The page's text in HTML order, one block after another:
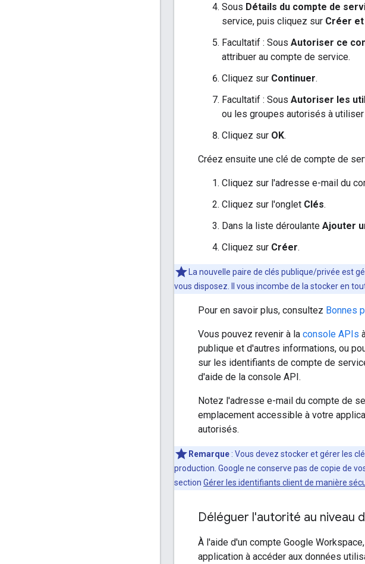
Sous Détails du compte de
service, puis cliquez sur Créer
Facultatif : Sous Autoriser ce
attribuer au compte de service.
Cliquez sur Continuer.
Facultatif : Sous Autoriser les
ou les groupes autorisés à
Cliquez sur OK.
Créez ensuite une clé de compte de
Cliquez sur l'adresse e-mail du
Cliquez sur l'onglet Clés.
Dans la liste déroulante Ajouter
Cliquez sur Créer.
La nouvelle paire de clés publique/privée est
vous disposez. Il vous incombe de la stocker en
Pour en savoir plus, consultez Bonnes
Vous pouvez revenir à la console APIs
publique et d'autres informations, ou
sur les identifiants de compte de
d'aide de la console API.
Notez l'adresse e-mail du compte de
emplacement accessible à votre
autorisés.
Remarque : Vous devez stocker et gérer les
production. Google ne conserve pas de copie de
section Gérer les identifiants client de manière
Déléguer l'autorité au niveau
À l'aide d'un compte Google
application à accéder aux données